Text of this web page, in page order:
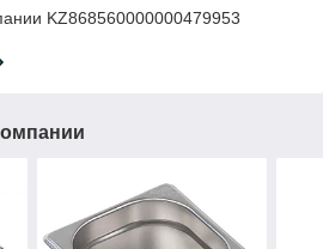
KZ868560000000479953